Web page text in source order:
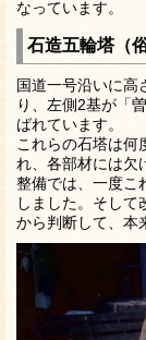
なっています。
石造五輪塔（
国道一号沿いに高
り、左側2基が「
ばれています。
これらの石塔は何
れ、各部材には欠
整備では、一度こ
しました。そし
から判断して、本